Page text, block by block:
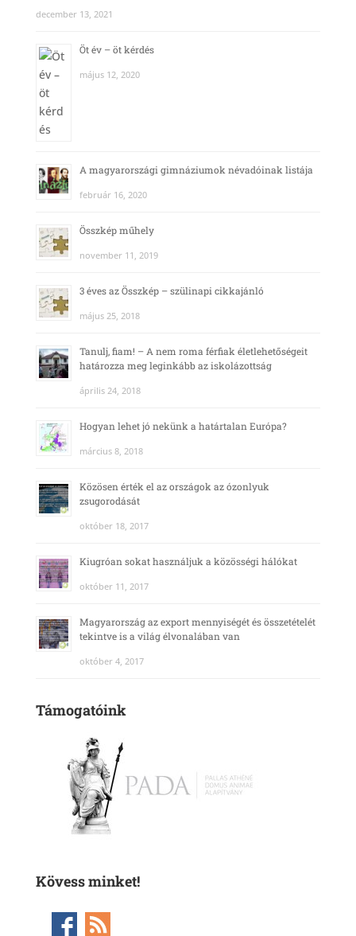
december 13, 2021
Öt év – öt kérdés
május 12, 2020
A magyarországi gimnáziumok névadóinak listája
február 16, 2020
Összkép műhely
november 11, 2019
3 éves az Összkép – szülinapi cikkajánló
május 25, 2018
Tanulj, fiam! – A nem roma férfiak életlehetőségeit
határozza meg leginkább az iskolázottság
április 24, 2018
Hogyan lehet jó nekünk a határtalan Európa?
március 8, 2018
Közösen érték el az országok az ózonlyuk
zsugorodását
október 18, 2017
Kiugróan sokat használjuk a közösségi hálókat
október 11, 2017
Magyarország az export mennyiségét és összetételét
tekintve is a világ élvonalában van
október 4, 2017
Támogatóink
Kövess minket!